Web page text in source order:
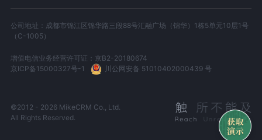
公司地址：成都市锦江区锦华路三段88号汇融广场（锦华）1栋5单元10层1号
（C-1005）
增值电信业务经营许可证：京B2-20180674
京ICP备15000327号-1
川公网安备 51010402000439 号
©2012 - 2026 MikeCRM Co., Ltd.
All Rights Reserved.